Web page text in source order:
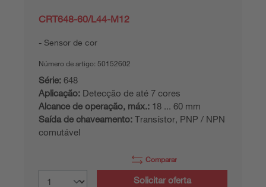
CRT648-60/L44-M12
Sensor de cor
Número de artigo: 50152602
Série: 648
Aplicação: Detecção de até 7 cores
Alcance de operação, máx.: 18 ... 60 mm
Saída de chaveamento: Transístor, PNP / NPN
comutável
Comparar
Solicitar oferta